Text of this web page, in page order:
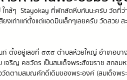
ใกล้ๆ  Stayokay ที่พักสัตหีบกันนะครับ วัดที่
งเก่าแก่ตั้งแต่แอดมินเล็กๆเลยครับ วัดสวย
ตั้งอยู่เลขที่ ๙๙๙ ตำบลห้วยใหญ่ อำเภอบา
จริญ คชวัตร เป็นสมเด็จพระสังฆราช สกล
วัดตามสมณศักดิ์เดิมของพระองค์ (สมเด็จพ